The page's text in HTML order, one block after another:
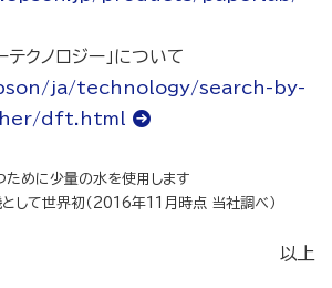
テクノロジー」について
ja/technology/search-by-
dft.html
ために少量の水を使用します
して世界初（2016年11月時点 当社調べ）
以上